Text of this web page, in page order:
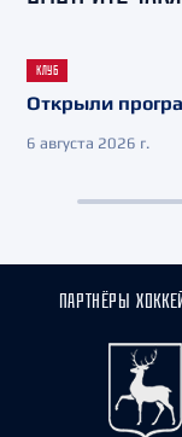
КЛУБ
Открыли
6 августа 2026 г.
ПАРТНЁРЫ